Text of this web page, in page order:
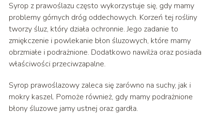
Syrop z prawoślazu często wykorzystuje się, gdy mamy
problemy górnych dróg oddechowych. Korzeń tej rośliny
tworzy śluz, który działa ochronnie. Jego zadanie to
zmiękczenie i powlekanie błon śluzowych, które mamy
obrzmiałe i podrażnione. Dodatkowo nawilża oraz posiada
właściwości przeciwzapalne.
Syrop prawoślazowy zaleca się zarówno na suchy, jak i
mokry kaszel. Pomoże również, gdy mamy podrażnione
błony śluzowe jamy ustnej oraz gardła.